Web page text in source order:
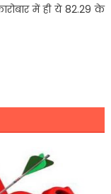
में ही ये 82.29 के